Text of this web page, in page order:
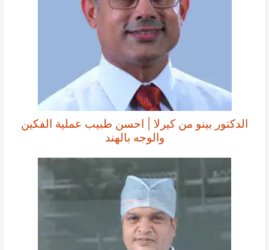
الدكتور بينو من كيرلا | احسن طبيب عملية الفكين
والوجه بالهند